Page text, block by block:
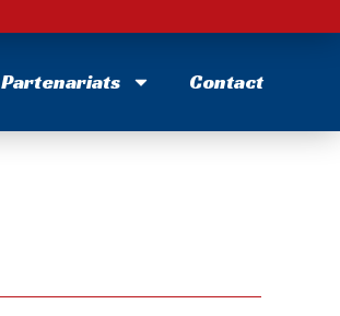
Partenariats Contact